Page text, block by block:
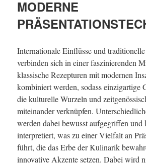
MODERNE
Internationale Einflüsse und
verbinden sich in einer faszinierenden
klassische Rezepturen mit modernen
kombiniert werden, sodass einzigartige
die kulturelle Wurzeln und
miteinander verknüpfen.
werden dabei bewusst aufgegriffen und
interpretiert, was zu einer Vielfalt an
führt, die das Erbe der Kulinarik
innovative Akzente setzen. Dabei wird